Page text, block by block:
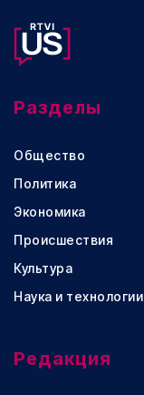
Разделы
Общество
Политика
Экономика
Происшествия
Культура
Наука и технологии
Редакция